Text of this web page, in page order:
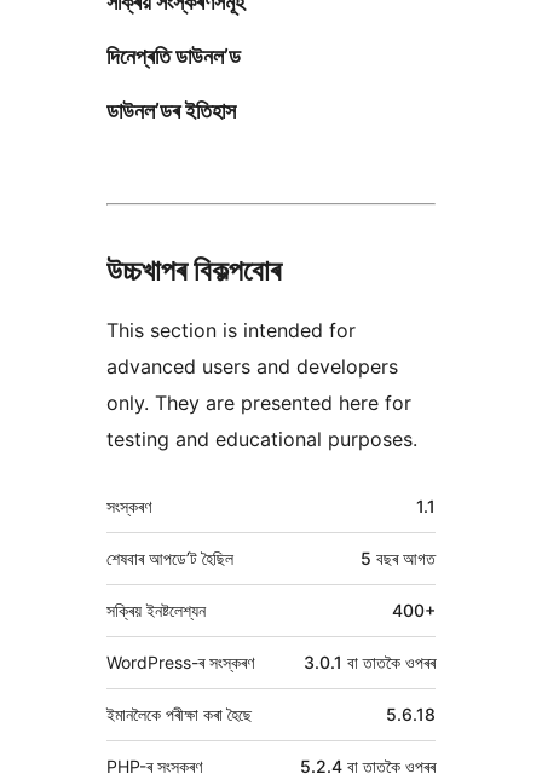
দিনেপ্ৰতি ডাউনল’ড
ডাউনল’ডৰ ইতিহাস
উচ্চখাপৰ বিকল্পবোৰ
This section is intended for
advanced users and developers
only. They are presented here for
testing and educational purposes.
মেটা 1.1
সংস্কৰণ
5 বছৰআগত
শেষবাৰ আপডে’ট হৈছিল
সক্ৰিয় ইনষ্টলেশ্যন 400+
WordPress-ৰ সংস্কৰণ 3.0.1 বা তাতকৈ ওপৰৰ
ইমানলৈকে পৰীক্ষা কৰা হৈছে 5.6.18
PHP-ৰ সংস্কৰণ 5.2.4 বা তাতকৈ ওপৰৰ